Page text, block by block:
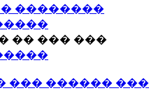
��������
�� ��� ���
��� ������ ���